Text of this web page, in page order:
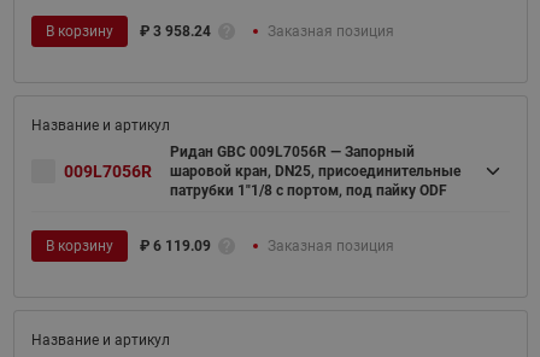
В корзину ₽ 3 958.24 Заказная позиция
009L7056R
Ридан GBC 009L7056R — Запорный
шаровой кран, DN25, присоединительные
патрубки 1"1/8 с портом, под пайку ODF
В корзину ₽ 6 119.09 Заказная позиция